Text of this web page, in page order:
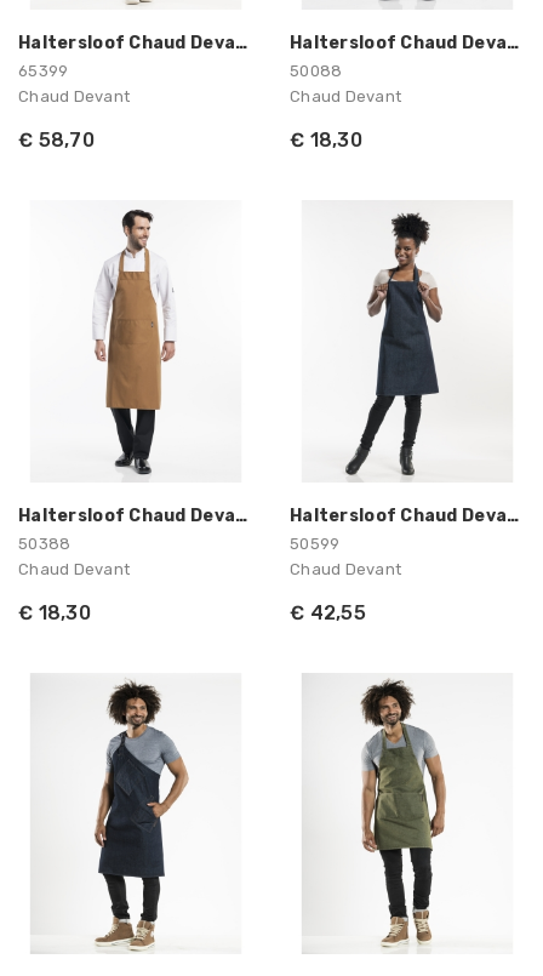
Haltersloof Chaud Devant
65399
Chaud Devant
€ 58,70
Haltersloof Chaud Devant
50088
Chaud Devant
€ 18,30
Haltersloof Chaud Devant
50388
Chaud Devant
€ 18,30
Haltersloof Chaud Devant
50599
Chaud Devant
€ 42,55